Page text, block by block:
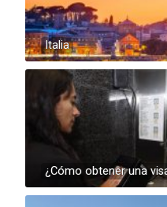
Italia
¿Cómo obtener una